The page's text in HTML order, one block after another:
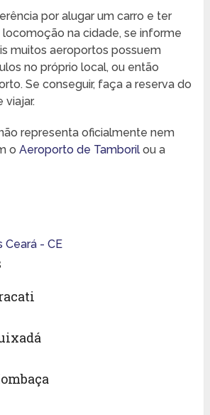
por alugar um carro e ter
na cidade, se informe
muitos aeroportos possuem
no próprio local, ou então
Se conseguir, faça a reserva do
viajar.
representa oficialmente nem
o Aeroporto de Tamborilou a
- CE